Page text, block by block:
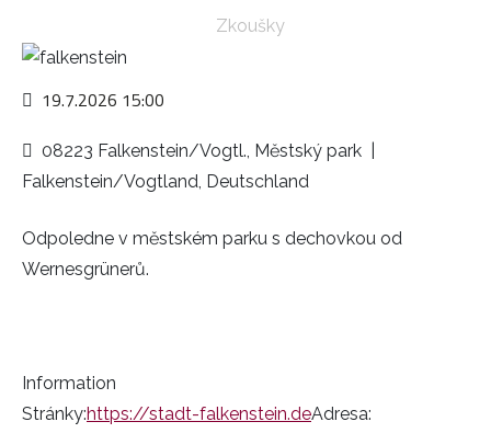
Zkoušky
19.7.2026 15:00
08223 Falkenstein/Vogtl., Městský park
Falkenstein/Vogtland, Deutschland
Odpoledne v městském parku s dechovkou od
Wernesgrünerů.
Information
Stránky:https://stadt-falkenstein.deAdresa: